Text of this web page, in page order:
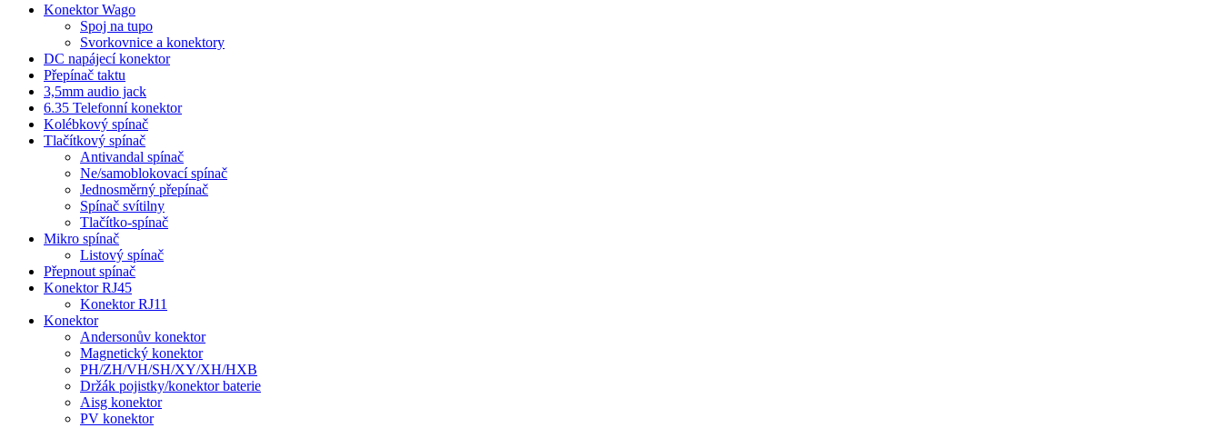
Konektor Wago
Spoj na tupo
Svorkovnice a konektory
DC napájecí konektor
Přepínač taktu
3,5mm audio jack
6.35 Telefonní konektor
Kolébkový spínač
Tlačítkový spínač
Antivandal spínač
Ne/samoblokovací spínač
Jednosměrný přepínač
Spínač svítilny
Tlačítko-spínač
Mikro spínač
Listový spínač
Přepnout spínač
Konektor RJ45
Konektor RJ11
Konektor
Andersonův konektor
Magnetický konektor
PH/ZH/VH/SH/XY/XH/HXB
Držák pojistky/konektor baterie
Aisg konektor
PV konektor